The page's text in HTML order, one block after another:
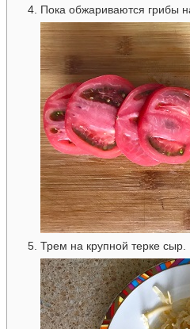
Пока обжариваются грибы
Трем на крупной терке сыр.